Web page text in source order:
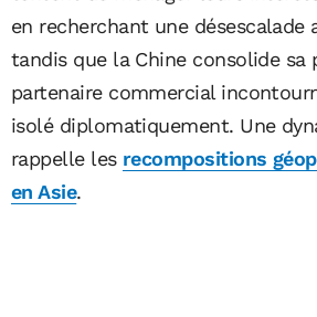
en recherchant une désescalade
tandis que la Chine consolide sa
partenaire commercial
isolé diplomatiquement. Une
rappelle les recompositions
en Asie.